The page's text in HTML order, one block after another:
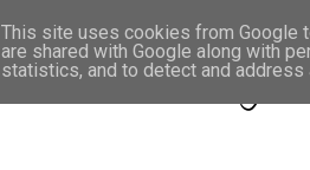
Marcellino
This site uses cookies from Google
are shared with Google along with
statistics, and to detect and address